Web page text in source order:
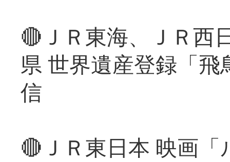
🔴ＪＲ東海、ＪＲ西
県 世界遺産登録「
信
🔴ＪＲ東日本 映画